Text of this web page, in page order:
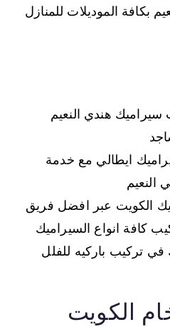
بكافة الموديلات للمنازل
هندي النعيم
ايطالي مع خدمة
النعيم
الكويت عبر افضل فريق
انواع السيراميك
تركيب باركيه للفلل
الكويت